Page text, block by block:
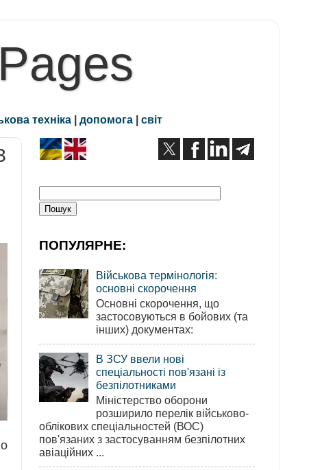
техніка | допомога | світ
ПОПУЛЯРНЕ:
Військова термінологія:
основні скорочення
Основні скорочення, що
застосовуються в бойових (та
інших) документах:
В ЗСУ ввели нові
спеціальності пов'язані із
безпілотниками
Міністерство оборони
розширило перелік військово-
облікових спеціальностей (ВОС)
пов'язаних з застосуванням безпілотних
авіаційних ...